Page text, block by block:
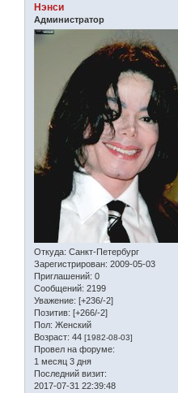
Нэнси
Администратор
Откуда: Санкт-Петербург
Зарегистрирован: 2009-05-03
Приглашений: 0
Сообщений: 2199
Уважение: [+236/-2]
Позитив: [+266/-2]
Пол: Женский
Возраст: 44 [1982-08-03]
Провел на форуме:
1 месяц 3 дня
Последний визит:
2017-07-31 22:39:48